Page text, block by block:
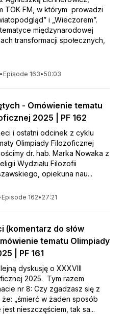
TOK FM, w którym prowadzi
i „Wieczorem”.
międzynarodowej
transformacji społecznych,
• Episode 163•50:03
- Omówienie tematu
2025 | PF 162
i ostatni odcinek z cyklu
Olimpiady Filozoficznej
dr. hab. Marka Nowaka z
Wydziału Filozofii
opiekuna nau...
Episode 162• 27:21
(komentarz do słów
tematu Olimpiady
| PF 161
dyskusję o XXXVIII
2025. Tym razem
nr 8: Czy zgadzasz się z
„śmierć w żaden sposób
nieszczęściem, tak sa...